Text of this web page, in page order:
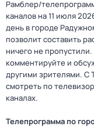
Рамблер/
каналов на 11 июля
день в городе
позволит составить
ничего не
комментируйте и
другими зрителями. С
смотреть по
каналах.
Телепрограмма по